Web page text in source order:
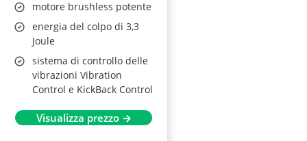
motore brushless potente
energia del colpo di 3,3
Joule
sistema di controllo delle
vibrazioni Vibration
Control e KickBack Control
Visualizza prezzo →